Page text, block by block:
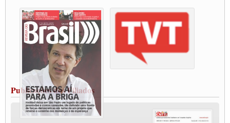
Condutores de Guarulhos farão greve sanitária nesta terça-feira (20)
Paralisação dos Caminhoneiros na #BR285, entrocamento que liga o Mercosul ao
Rio Grande
Caminhoneiros bloqueiam duas faixas na Castello Branco e fazem protesto
Modal-Live #13 Aumento da Violência Contra Mulher e o Adoecimento da Classe
Trabalhadora em Tempos de Pandemia
MODAL-LIVE#12 POLÍTICAS PÚBLICAS DE TRANSPORTE PARA A
CLASSE TRABALHADORA E ELEIÇÕES NA PANDEMIA
MODAL-LIVE#11 POLÍTICAS PÚBLICAS DE TRANSPORTE
JUVENTUDE DO TRANSPORTE: POR QUE DEVEMOS NOS ORGANIZAR?
Publicações dos Filiados